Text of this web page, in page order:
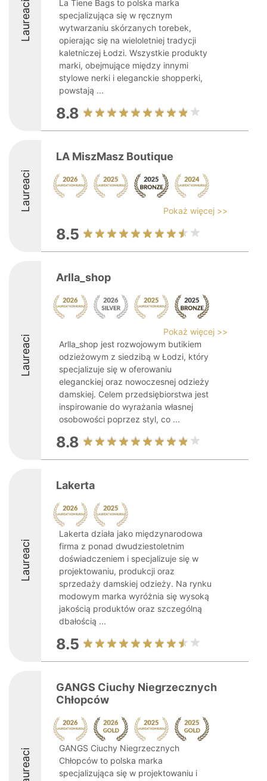
Laureaci
La Tiene Bags to polska marka
specjalizująca się w ręcznym
wytwarzaniu skórzanych torebek,
opierając się na wieloletniej tradycji
kaletniczej Łodzi. Wszystkie produkty
marki, obejmujące między innymi
stylowe nerki i eleganckie shopperki,
powstają ...
8.8
Laureaci
LA MiszMasz Boutique
Pokaż więcej >>
8.5
Laureaci
Arlla_shop
Pokaż więcej >>
Arlla_shop jest rozwojowym butikiem
odzieżowym z siedzibą w Łodzi, który
specjalizuje się w oferowaniu
eleganckiej oraz nowoczesnej odzieży
damskiej. Celem przedsiębiorstwa jest
inspirowanie do wyrażania własnej
osobowości poprzez styl, co ...
8.8
Laureaci
Lakerta
Lakerta działa jako międzynarodowa
firma z ponad dwudziestoletnim
doświadczeniem i specjalizuje się w
projektowaniu, produkcji oraz
sprzedaży damskiej odzieży. Na rynku
modowym marka wyróżnia się wysoką
jakością produktów oraz szczególną
dbałością ...
8.5
Laureaci
GANGS Ciuchy Niegrzecznych
Chłopców
GANGS Ciuchy Niegrzecznych
Chłopców to polska marka
specjalizująca się w projektowaniu i